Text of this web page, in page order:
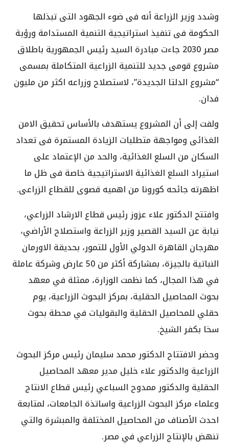
وشدد وزير الزراعة أنه فى ضوء الجهود التى تبذلها
الحكومة فى تنفيذ استراتيجية التنمية المستدامة ورؤية
مصر 2030 جاءت مبادرة السيد رئيس الجمهورية باطلاق
مشروع قومى جديد للتنمية الزراعية المتكاملة بمسمى
“مشروع الدلتا الجديدة”، لاستصلاح وزراعه اكثر من مليون
فدان.
ولفت إلى أن المشروع يستهدف بالأساس تحقيق الامن
الغذائى ومواجهة متطلبات الزيادة المستمرة فى تعداد
السكان من السلع الغذائية، والحد من الإعتماد على
استيراد السلع الغذائية الاستراتيجية خاصة فى ظل ما
اظهرته جائحه كورونا من اهميه قصوى للقطاع الزراعى.
وافتتح الدكتور علاء عزوز رئيس قطاع الارشاد الزراعي،
نيابة عن السيد القصير وزير الزراعة واستصلاح الأراضي،
مهرجان القاهرة الدولي الأول للتمور، بحديقة الاورمان
النباتية بالجيزة، بمشاركة أكثر من 50 عارض وشركة عاملة
في هذا المجال، كما نظمت الوزارة، ممثلة في معهد
بحوث المحاصيل الحقلية، بمركز البحوث الزراعية، يوم
حقلي للمحاصيل الحقلية والبقوليات في محطة بحوث
سخا بكفر الشيخ.
وحضر الافتتاح الدكتور محمد سليمان رئيس مركز البحوث
الزراعية والدكتور علاء خليل مدير معهد المحاصيل
الحقلية والدكتور ممدوح السباعي رئيس قطاع الانتاج
وعلماء مركز البحوث الزراعية واساتذة الجامعات، لمتابعة
احدث الأصناف من المحاصيل المختلفة والمبشرة والتي
تنهض بالإنتاج الزراعي في مصر.